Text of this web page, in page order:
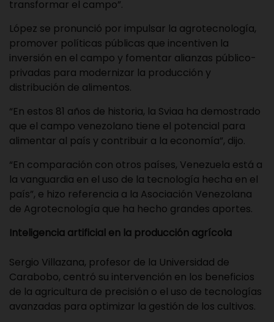
transformar el campo”.
López se pronunció por impulsar la agrotecnología,
promover políticas públicas que incentiven la
inversión en el campo y fomentar alianzas público-
privadas para modernizar la producción y
distribución de alimentos.
“En estos 81 años de historia, la Sviaa ha demostrado
que el campo venezolano tiene el potencial para
alimentar al país y contribuir a la economía”, dijo.
“En comparación con otros países, Venezuela está a
la vanguardia en el uso de la tecnología hecha en el
país”, e hizo referencia a la Asociación Venezolana
de Agrotecnología que ha hecho grandes aportes.
Inteligencia artificial en la producción agrícola
Sergio Villazana, profesor de la Universidad de
Carabobo, centró su intervención en los beneficios
de la agricultura de precisión o el uso de tecnologías
avanzadas para optimizar la gestión de los cultivos.